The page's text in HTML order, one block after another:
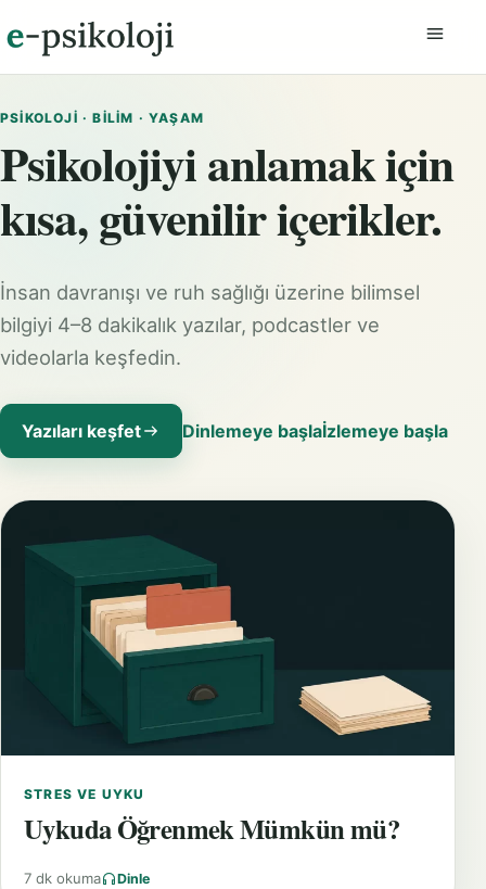
PSIKOLOJI · BILIM · YAŞAM
Psikolojiyi anlamak için
kısa, güvenilir içerikler.
İnsan davranışı ve ruh sağlığı üzerine bilimsel
bilgiyi 4–8 dakikalık yazılar, podcastler ve
videolarla keşfedin.
Yazıları keşfet Dinlemeye başlaİzlemeye başla
STRES VE UYKU
Uykuda Öğrenmek Mümkün mü?
7 dk okuma Dinle